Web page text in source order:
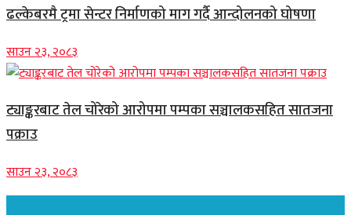
ढल्केबरमै ट्रमा सेन्टर निर्माणको माग गर्दै आन्दोलनको घोषणा
साउन २३, २०८३
ट्याङ्करबाट तेल चोरेको आरोपमा पम्पका सञ्चालकसहित सातजना
पक्राउ
साउन २३, २०८३